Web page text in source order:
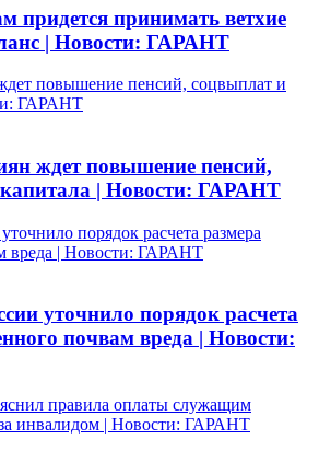
придется принимать ветхие
| Новости: ГАРАНТ
повышение пенсий, соцвыплат и
ГАРАНТ
ждет повышение пенсий,
| Новости: ГАРАНТ
порядок расчета размера
вреда | Новости: ГАРАНТ
уточнило порядок расчета
почвам вреда | Новости:
правила оплаты служащим
инвалидом | Новости: ГАРАНТ